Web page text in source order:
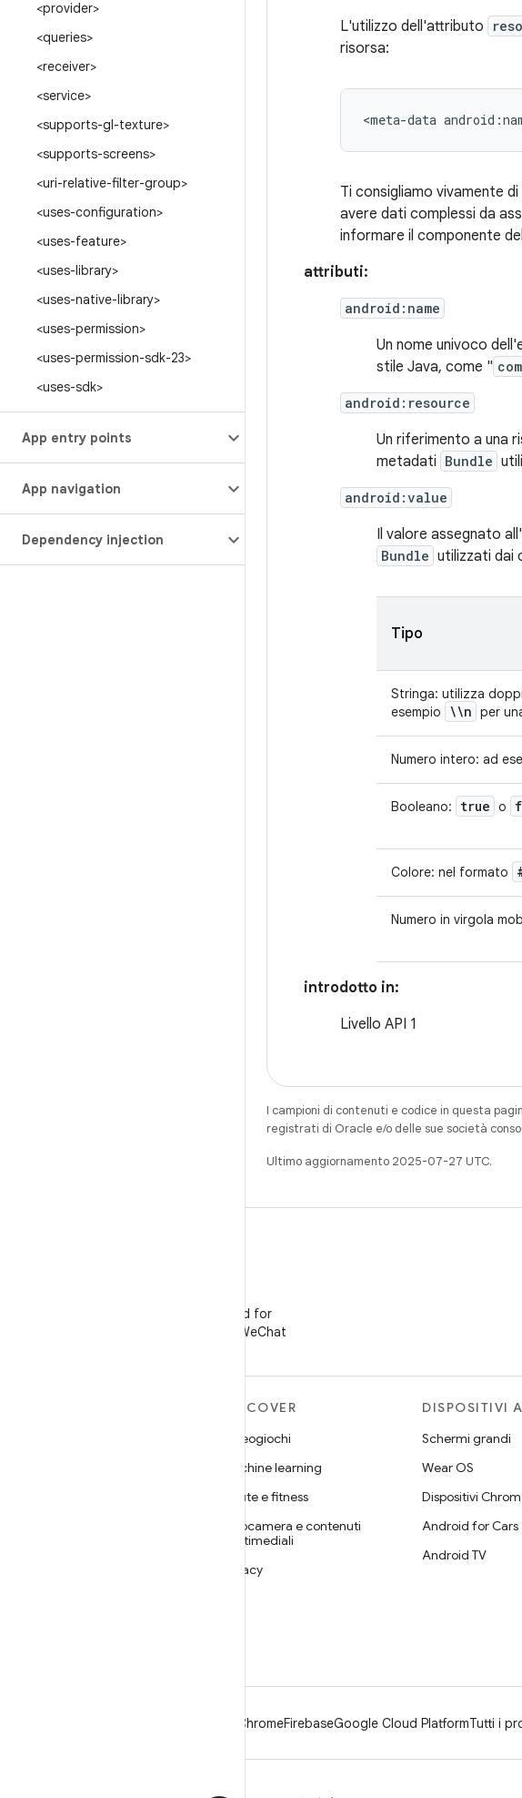
<provider>
<queries>
<receiver>
<service>
<supports-gl-texture>
<supports-screens>
<uri-relative-filter-group>
<uses-configuration>
<uses-feature>
<uses-library>
<uses-native-library>
<uses-permission>
<uses-permission-sdk-23>
<uses-sdk>
App entry points
App navigation
Dependency injection
L'utilizzo dell'attributo
risorsa:
<meta-data
Ti consigliamo vivamente
avere dati complessi da
informare il componente
attributi:
android:name
Un nome univoco
stile Java, come "
android:resource
Un riferimento a una
metadati Bundle
android:value
Il valore assegnato
Bundle utilizzati dai
Tipo
Stringa: utilizza
esempio
\\n per
Numero intero: ad
Booleano: true o
Colore: nel formato
Numero in virgola
introdotto in:
Livello API 1
I campioni di contenuti e codice in questa
registrati di Oracle e/o delle sue società
Ultimo aggiornamento 2025-07-27 UTC.
Segui Android for
Developers su WeChat
DISCOVER
Videogiochi
Machine learning
Salute e fitness
Fotocamera e contenuti
multimediali
Privacy
DISPOSITIVI
Schermi grandi
Wear OS
Dispositivi
Android for Cars
Android TV
ChromeFirebaseGoogle Cloud PlatformTutti i